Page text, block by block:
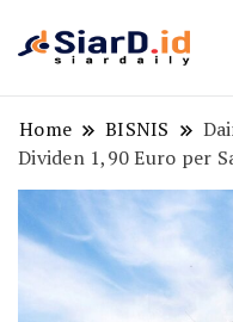
Home BISNIS
Dividen 1,90 Euro per